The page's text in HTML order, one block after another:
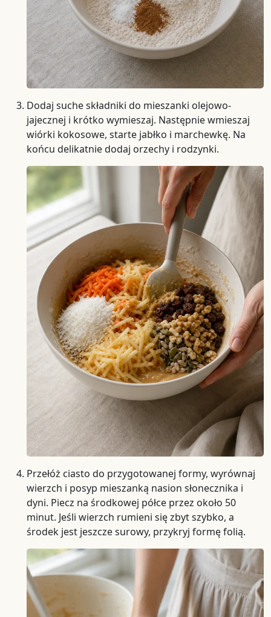
Dodaj suche składniki do mieszanki olejowo-
jajecznej i krótko wymieszaj. Następnie wmieszaj
wiórki kokosowe, starte jabłko i marchewkę. Na
końcu delikatnie dodaj orzechy i rodzynki.
Przełóż ciasto do przygotowanej formy, wyrównaj
wierzch i posyp mieszanką nasion słonecznika i
dyni. Piecz na środkowej półce przez około 50
minut. Jeśli wierzch rumieni się zbyt szybko, a
środek jest jeszcze surowy, przykryj formę folią.